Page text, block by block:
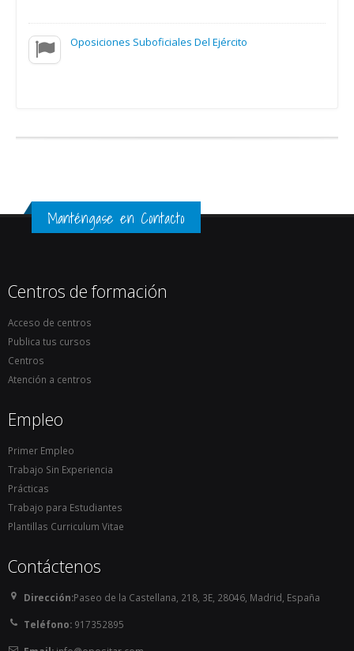
Oposiciones Suboficiales Del Ejército
Manténgase en Contacto
Centros de formación
Acceso de centros
Publica tus cursos
Centros
Atención a centros
Empleo
Primer Empleo
Trabajo Sin Experiencia
Prácticas
Trabajo para Estudiantes
Plantillas Curriculum Vitae
Contáctenos
Dirección:Paseo de la Castellana, 218, 3E, 28046, Madrid, España
Teléfono: 917352895